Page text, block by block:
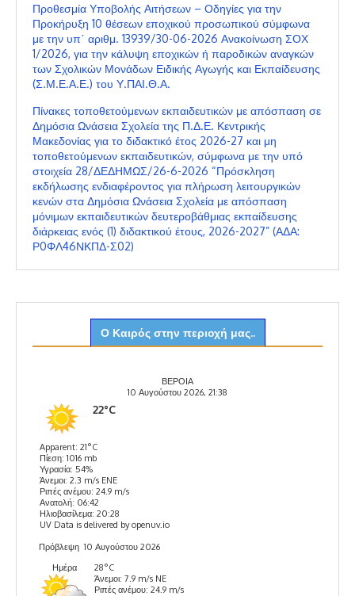
Προθεσμία Υποβολής Αιτήσεων – Οδηγίες για την
Προκήρυξη 10 θέσεων εποχικού προσωπικού σύμφωνα
με την υπ΄ αριθμ. 13939/30-06-2026 Ανακοίνωση ΣΟΧ
1/2026, για την κάλυψη εποχικών ή παροδικών αναγκών
των Σχολικών Μονάδων Ειδικής Αγωγής και Εκπαίδευσης
(Σ.Μ.Ε.Α.Ε.) του Υ.ΠΑΙ.Θ.Α.
Πίνακες τοποθετούμενων εκπαιδευτικών με απόσπαση σε
Δημόσια Ωνάσεια Σχολεία της Π.Δ.Ε. Κεντρικής
Μακεδονίας για το διδακτικό έτος 2026-27 και μη
τοποθετούμενων εκπαιδευτικών, σύμφωνα με την υπό
στοιχεία 28/ΔΕΔΗΜΩΣ/26-6-2026 “Πρόσκληση
εκδήλωσης ενδιαφέροντος για πλήρωση λειτουργικών
κενών στα Δημόσια Ωνάσεια Σχολεία με απόσπαση
μόνιμων εκπαιδευτικών δευτεροβάθμιας εκπαίδευσης
διάρκειας ενός (1) διδακτικού έτους, 2026-2027” (ΑΔΑ:
Ρ0ΦΛ46ΝΚΠΔ-Σ02)
Ο Καιρός στην περιοχή μας..
ΒΕΡΟΙΑ
10 Αυγούστου 2026, 21:38
22°C
Apparent: 21°C
Πίεση: 1016 mb
Υγρασία: 54%
Άνεμοι: 2.3 m/s ENE
Ριπές ανέμου: 24.9 m/s
Ανατολή: 06:42
Ηλιοβασίλεμα: 20:28
UV Data is delivered by openuv.io
Πρόβλεψη 10 Αυγούστου 2026
Ημέρα
28°C
Άνεμοι: 7.9 m/s NE
Ριπές ανέμου: 24.9 m/s